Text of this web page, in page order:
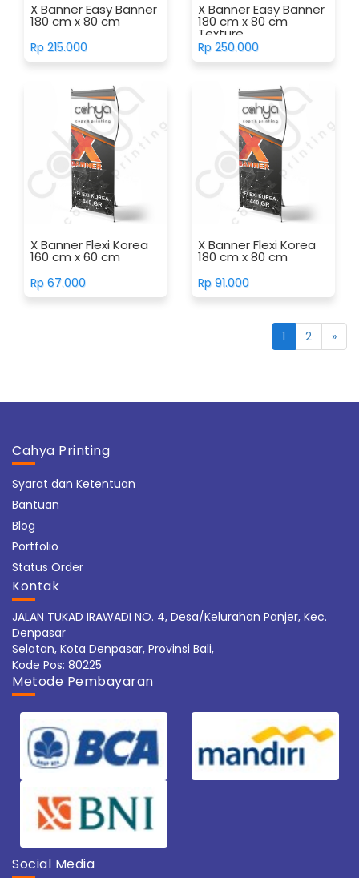
X Banner Easy Banner
180 cm x 80 cm
Rp 215.000
X Banner Easy Banner
180 cm x 80 cm
Texture
Rp 250.000
X Banner Flexi Korea
160 cm x 60 cm
Rp 67.000
X Banner Flexi Korea
180 cm x 80 cm
Rp 91.000
1 2 »
Cahya Printing
Syarat dan Ketentuan
Bantuan
Blog
Portfolio
Status Order
Kontak
JALAN TUKAD IRAWADI NO. 4, Desa/Kelurahan Panjer, Kec.
Denpasar
Selatan, Kota Denpasar, Provinsi Bali,
Kode Pos: 80225
Metode Pembayaran
Social Media